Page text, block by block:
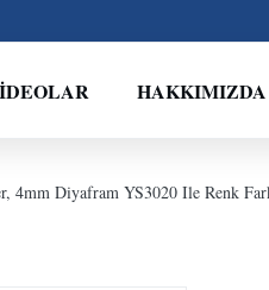
HAKKIMIZDA
4mm Diyafram YS3020 Ile Renk